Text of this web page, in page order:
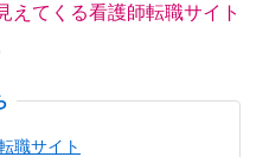
えてくる看護師転職サイト
職サイト